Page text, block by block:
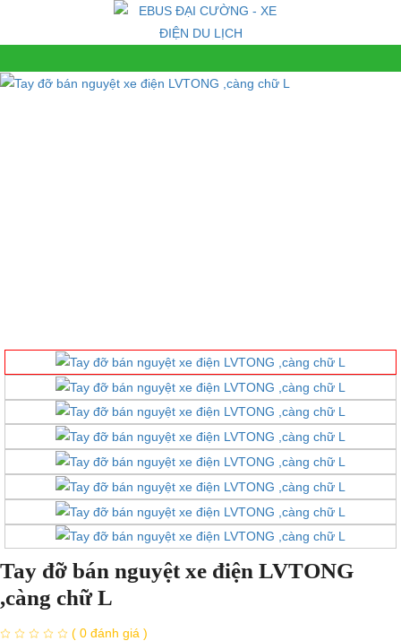
Tay đỡ bán nguyệt xe điện LVTONG
,càng chữ L
( 0 đánh giá )